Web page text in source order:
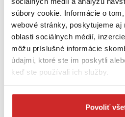
súbory cookie. Informácie o
webové stránky, poskytujeme aj
oblasti sociálnych médií,
môžu príslušné informácie
údajmi, ktoré ste im poskytli
keď ste používali ich služby.
Povoliť
Hmotnosť:0,48 kg
Farba:biela
Počet zásuviek:
3
Kábel:H05VV-F 3G1,0
Druh zástrčky: Uhlová
Domácnosť